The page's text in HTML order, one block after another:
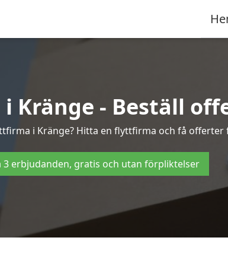
Kränge - Beställ
i Kränge? Hitta en flyttfirma och få
3 erbjudanden, gratis och utan förpliktelser